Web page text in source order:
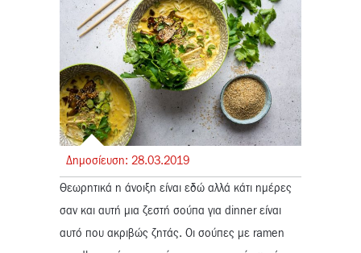
Δημοσίευση: 28.03.2019
Θεωρητικά η άνοιξη είναι εδώ αλλά κάτι ημέρες
σαν και αυτή μια ζεστή σούπα για dinner είναι
αυτό που ακριβώς ζητάς. Οι σούπες με ramen